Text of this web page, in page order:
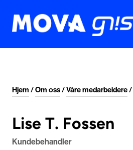
Hjem /Om oss/Våre medarbeidere/
Lise T. Fossen
Kundebehandler